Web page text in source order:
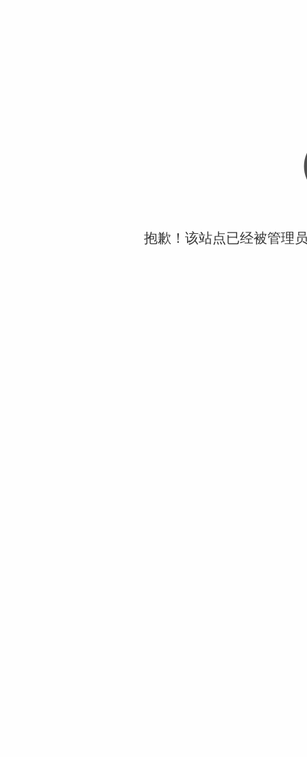
抱歉！该站点已经被管理